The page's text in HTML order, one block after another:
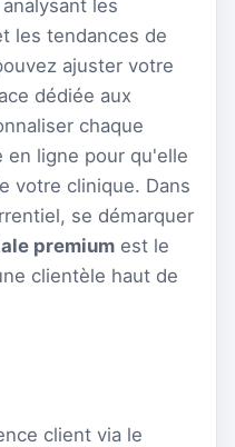
les
les tendances de
ajuster votre
dédiée aux
chaque
en ligne pour qu'elle
votre clinique. Dans
se démarquer
premium est le
clientèle haut de
client via le